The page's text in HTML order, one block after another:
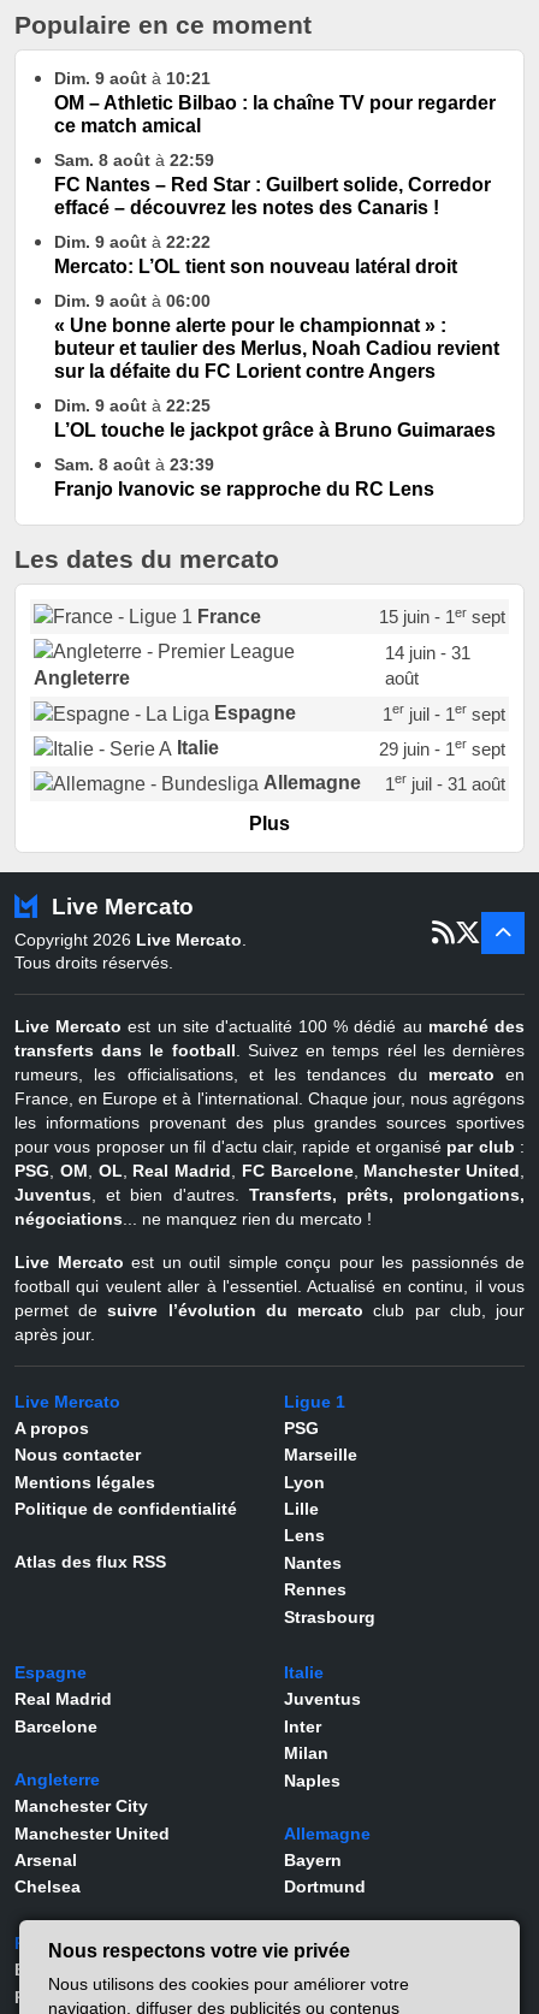
Populaire en ce moment
Dim. 9 août à 10:21
OM – Athletic Bilbao : la chaîne TV pour regarder
ce match amical
Sam. 8 août à 22:59
FC Nantes – Red Star : Guilbert solide, Corredor
effacé – découvrez les notes des Canaris !
Dim. 9 août à 22:22
Mercato: L’OL tient son nouveau latéral droit
Dim. 9 août à 06:00
« Une bonne alerte pour le championnat » :
buteur et taulier des Merlus, Noah Cadiou revient
sur la défaite du FC Lorient contre Angers
Dim. 9 août à 22:25
L’OL touche le jackpot grâce à Bruno Guimaraes
Sam. 8 août à 23:39
Franjo Ivanovic se rapproche du RC Lens
Les dates du mercato
France 15 juin - 1ersept
Angleterre
14 juin - 31
août
Espagne
1erjuil - 1ersept
Italie
29 juin - 1ersept
Allemagne
1erjuil - 31 août
Portugal
Pays-Bas
22 juin - 2 sept
Belgique
juil - 31
Plus
Live Mercato
Copyright 2026 Live Mercato.
Tous droits réservés.
Live Mercato est un site d'actualité 100 % dédié au marché des
transferts dans le football . Suivez en temps réel les dernières
rumeurs, les officialisations, et les tendances du mercato en
France, en Europe et à l'international. Chaque jour, nous agrégons
les informations provenant des plus grandes sources sportives
pour vous proposer un fil d'actu clair, rapide et organisé par club :
PSG
OM OL Real Madrid FC Barcelone, Manchester United
Juventus , et bien d'autres. Transferts, prêts, prolongations,
négociations ... ne manquez rien du mercato !
Live Mercato est un outil simple conçu pour les passionnés de
football qui veulent aller à l'essentiel. Actualisé en continu, il vous
permet desuivre l’évolution du mercato club par club, jour
après jour.
Live Mercato
A propos
Nous contacter
Mentions légales
Politique de confidentialité
Atlas des flux RSS
Ligue 1
PSG
Marseille
Lyon
Lille
Lens
Nantes
Rennes
Strasbourg
Espagne
Real Madrid
Barcelone
Angleterre
Manchester City
Manchester United
Arsenal
Chelsea
Italie
Juventus
Inter
Milan
Naples
Allemagne
Bayern
Dortmund
Portugal
Benfica
Porto
Joueurs
Lamine Yamal
Nous respectons votre vie privée
Nous utilisons des cookies pour améliorer votre
navigation, diffuser des publicités ou contenus